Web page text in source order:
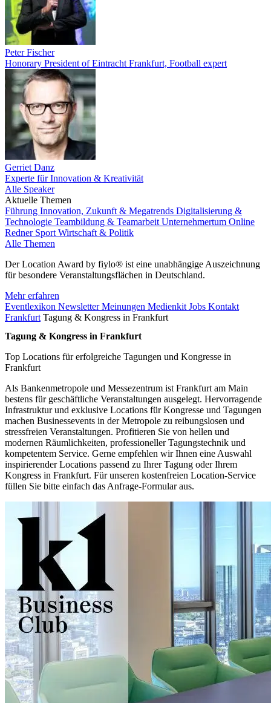
Peter Fischer
Honorary President of Eintracht Frankfurt, Football expert
Gerriet Danz
Experte für Innovation & Kreativität
Alle Speaker
Aktuelle Themen
Führung Innovation, Zukunft & Megatrends Digitalisierung &
Technologie Teambildung & Teamarbeit Unternehmertum Online
Redner Sport Wirtschaft & Politik
Alle Themen
Der Location Award by fiylo® ist eine unabhängige Auszeichnung
für besondere Veranstaltungsflächen in Deutschland.
Mehr erfahren
Eventlexikon NewsletterMeinungen Medienkit Jobs Kontakt
Frankfurt Tagung & Kongress in Frankfurt
Tagung & Kongress in Frankfurt
Top Locations für erfolgreiche Tagungen und Kongresse in
Frankfurt
Als Bankenmetropole und Messezentrum ist Frankfurt am Main
bestens für geschäftliche Veranstaltungen ausgelegt. Hervorragende
Infrastruktur und exklusive Locations für Kongresse und Tagungen
machen Businessevents in der Metropole zu reibungslosen und
stressfreien Veranstaltungen. Profitieren Sie von hellen und
modernen Räumlichkeiten, professioneller Tagungstechnik und
kompetentem Service. Gerne empfehlen wir Ihnen eine Auswahl
inspirierender Locations passend zu Ihrer Tagung oder Ihrem
Kongress in Frankfurt. Für unseren kostenfreien Location-Service
füllen Sie bitte einfach das Anfrage-Formular aus.